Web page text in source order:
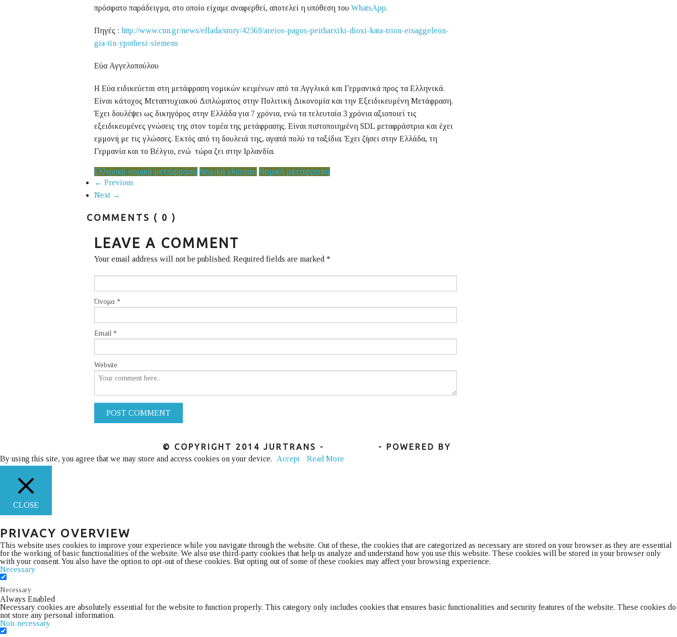
πρόσφατο παράδειγμα, στο οποίο είχαμε αναφερθεί, αποτελεί η υπόθεση του WhatsApp.
Πηγές : http://www.cnn.gr/news/ellada/story/42369/areios-pagos-peitharxiki-dioxi-kata-trion-eisaggeleon-
gia-tin-ypothesi-siemens
Εύα Αγγελοπούλου
Η Εύα ειδικεύεται στη μετάφραση νομικών κειμένων από τα Αγγλικά και Γερμανικά προς τα Ελληνικά.
Είναι κάτοχος Μεταπτυχιακού Διπλώματος στην Πολιτική Δικονομία και την Εξειδικευμένη Μετάφραση.
Έχει δουλέψει ως δικηγόρος στην Ελλάδα για 7 χρόνια, ενώ τα τελευταία 3 χρόνια αξιοποιεί τις
εξειδικευμένες γνώσεις της στον τομέα της μετάφρασης. Είναι πιστοποιημένη SDL μεταφράστρια και έχει
εμμονή με τις γλώσσες. Εκτός από τη δουλειά της, αγαπά πολύ τα ταξίδια. Έχει ζήσει στην Ελλάδα, τη
Γερμανία και το Βέλγιο, ενώ τώρα ζει στην Ιρλανδία.
Ελληνική νομική μετάφραση Νομική γλώσσα Νομική μετάφραση
← Previous
Next →
COMMENTS ( 0 )
LEAVE A COMMENT
Your email address will not be published. Required fields are marked *
Όνομα *
Email *
Website
POST COMMENT
© COPYRIGHT 2014 JURTRANS - - POWERED BY
By using this site, you agree that we may store and access cookies on your device. Accept Read More
CLOSE
PRIVACY OVERVIEW
This website uses cookies to improve your experience while you navigate through the website. Out of these, the cookies that are categorized as necessary are stored on your browser as they are essential
for the working of basic functionalities of the website. We also use third-party cookies that help us analyze and understand how you use this website. These cookies will be stored in your browser only
with your consent. You also have the option to opt-out of these cookies. But opting out of some of these cookies may affect your browsing experience.
Necessary
Necessary
Always Enabled
Necessary cookies are absolutely essential for the website to function properly. This category only includes cookies that ensures basic functionalities and security features of the website. These cookies do
not store any personal information.
Non-necessary